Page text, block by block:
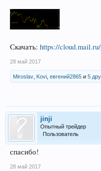
Скачать: https://
28 май 2017
Miroslav Kovi евгений2865 и 5
jinji
Опытный трейдер
Пользователь
спасибо!
28 май 2017